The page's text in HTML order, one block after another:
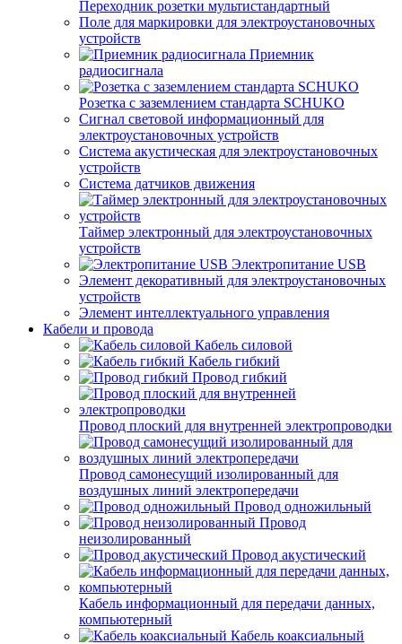
Переходник розетки мультистандартный
Поле для маркировки для электроустановочных
устройств
Приемник
радиосигнала
Розетка с заземлением стандарта SCHUKO
Сигнал световой информационный для
электроустановочных устройств
Система акустическая для электроустановочных
устройств
Система датчиков движения
Таймер электронный для электроустановочных
устройств
Электропитание USB
Элемент декоративный для электроустановочных
устройств
Элемент интеллектуального управления
Кабели и провода
Кабель силовой
Кабель гибкий
Провод гибкий
Провод плоский для внутренней электропроводки
Провод самонесущий изолированный для
воздушных линий электропередачи
Провод одножильный
Провод
неизолированный
Провод акустический
Кабель информационный для передачи данных,
компьютерный
Кабель коаксиальный